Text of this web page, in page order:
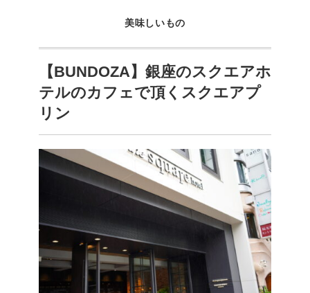
美味しいもの
【BUNDOZA】銀座のスクエアホ
テルのカフェで頂くスクエアプ
リン